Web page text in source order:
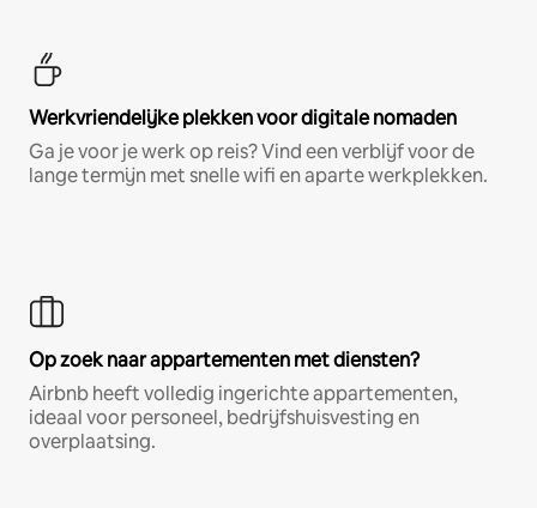
Werkvriendelijke plekken voor digitale nomaden
Ga je voor je werk op reis? Vind een verblijf voor de
lange termijn met snelle wifi en aparte werkplekken.
Op zoek naar appartementen met diensten?
Airbnb heeft volledig ingerichte appartementen,
ideaal voor personeel, bedrijfshuisvesting en
overplaatsing.